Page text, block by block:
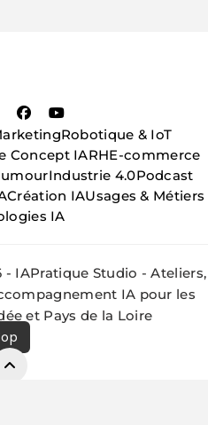
Robotique & IoT
Concept IARHE-commerce
Industrie 4.0Podcast
Création IAUsages & Métiers
IA
IAPratique Studio - Ateliers,
IA pour les
et Pays de la Loire